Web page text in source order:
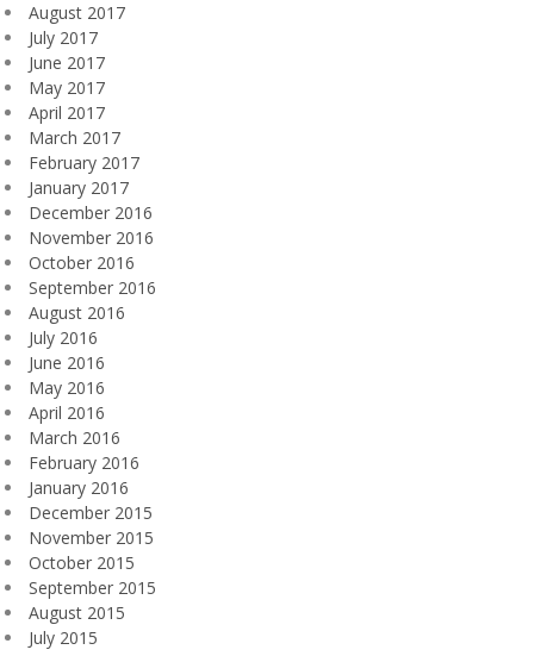
August 2017
July 2017
June 2017
May 2017
April 2017
March 2017
February 2017
January 2017
December 2016
November 2016
October 2016
September 2016
August 2016
July 2016
June 2016
May 2016
April 2016
March 2016
February 2016
January 2016
December 2015
November 2015
October 2015
September 2015
August 2015
July 2015